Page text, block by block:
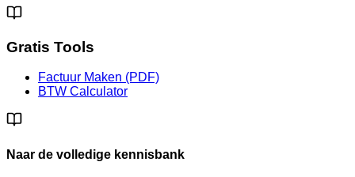
Gratis Tools
Factuur Maken (PDF)
BTW Calculator
Naar de volledige kennisbank